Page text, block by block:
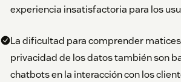
experiencia insatisfactoria para los
La dificultad para comprender
privacidad de los datos también son
chatbots en la interacción con los